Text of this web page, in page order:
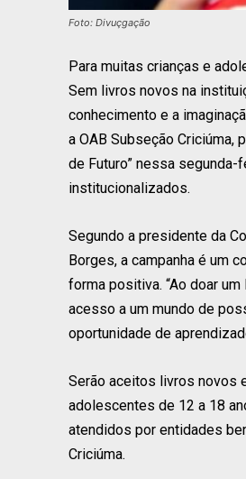
Foto: Divuçgação
Para muitas crianças e
Sem livros novos na
conhecimento e a
a OAB Subseção Criciúma,
de Futuro” nessa
institucionalizados.
Segundo a presidente da
Borges, a campanha é um
forma positiva. “Ao doar
acesso a um mundo de
oportunidade de
Serão aceitos livros novos
adolescentes de 12 a 18
atendidos por entidades
Criciúma.